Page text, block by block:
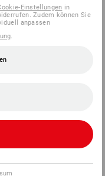
Einstellungen in
Zudem können Sie
anpassen
.